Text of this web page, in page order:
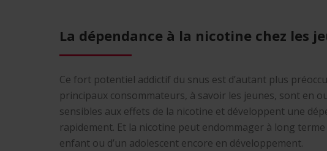
La dépendance à la nicotine chez les
Ce fort potentiel addictif du snus est d’autant plus
principaux consommateurs, à savoir les jeunes, sont en
sensibles aux effets de la nicotine et développent une
rapidement. Et la nicotine peut endommager à long terme
enfant ou d’un adolescent encore en développement.